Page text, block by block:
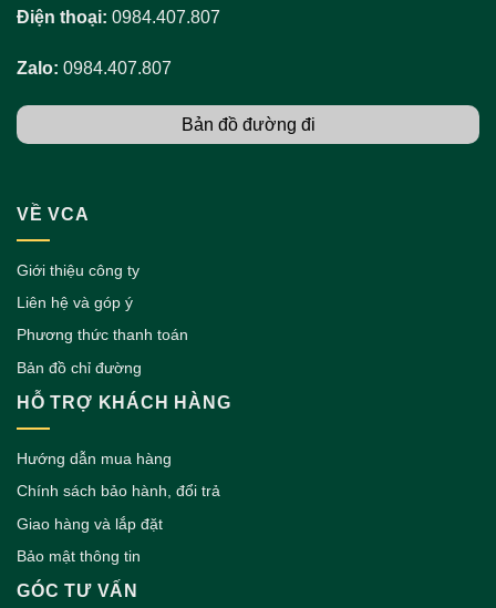
Điện thoại: 0984.407.807
Zalo: 0984.407.807
Bản đồ đường đi
VỀ VCA
Giới thiệu công ty
Liên hệ và góp ý
Phương thức thanh toán
Bản đồ chỉ đường
HỖ TRỢ KHÁCH HÀNG
Hướng dẫn mua hàng
Chính sách bảo hành, đổi trả
Giao hàng và lắp đặt
Bảo mật thông tin
GÓC TƯ VẤN